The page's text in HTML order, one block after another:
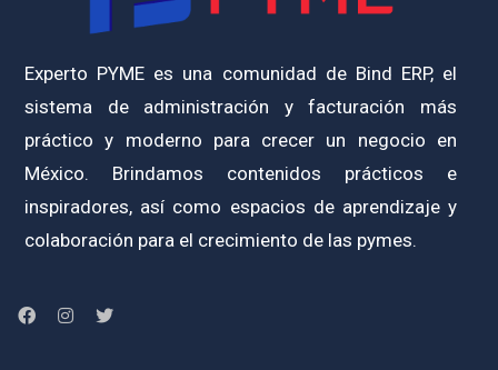
Experto PYME es una comunidad de Bind ERP, el
sistema de administración y facturación más
práctico y moderno para crecer un negocio en
México. Brindamos contenidos prácticos e
inspiradores, así como espacios de aprendizaje y
colaboración para el crecimiento de las pymes.